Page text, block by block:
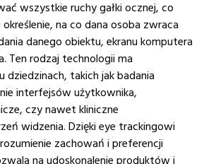
wszystkie ruchy gałki ocznej, co
na co dana osoba zwraca
danego obiektu, ekranu komputera
Ten rodzaj technologii ma
dziedzinach, takich jak badania
interfejsów użytkownika,
czy nawet kliniczne
widzenia. Dzięki eye trackingowi
zachowań i preferencji
na udoskonalenie produktów i